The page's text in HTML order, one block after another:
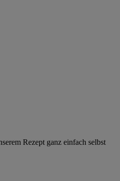
Rezept ganz einfach selbst